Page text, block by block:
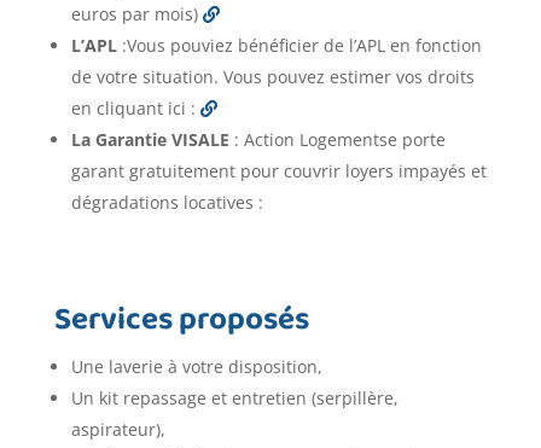
euros par mois)
L’APL:Vous pouviez bénéficier de l’APL en fonction
de votre situation. Vous pouvez estimer vos droits
en cliquant ici :
La Garantie VISALE : Action Logementse porte
garant gratuitement pour couvrir loyers impayés et
dégradations locatives :
Services proposés
Une laverie à votre disposition,
Un kit repassage et entretien (serpillère,
aspirateur),